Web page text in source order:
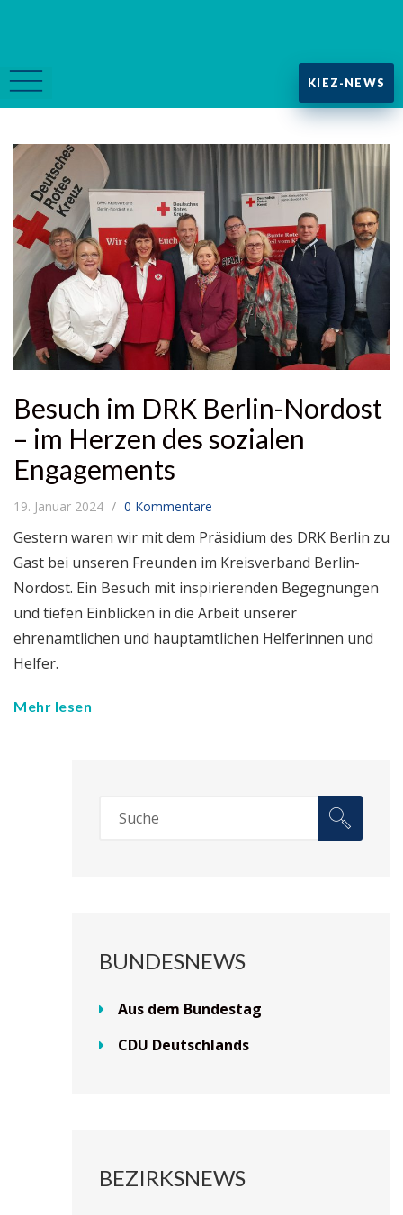
KIEZ-NEWS
Besuch im DRK Berlin-Nordost
– im Herzen des sozialen
Engagements
19. Januar 2024 0 Kommentare
Gestern waren wir mit dem Präsidium des DRK Berlin zu
Gast bei unseren Freunden im Kreisverband Berlin-
Nordost. Ein Besuch mit inspirierenden Begegnungen
und tiefen Einblicken in die Arbeit unserer
ehrenamtlichen und hauptamtlichen Helferinnen und
Helfer.
Mehr lesen
BUNDESNEWS
Aus dem Bundestag
CDU Deutschlands
BEZIRKSNEWS